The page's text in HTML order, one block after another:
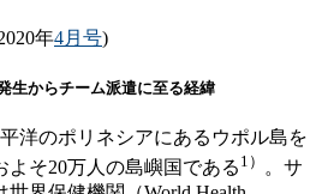
年4月号)
生からチーム派遣に至る経緯
洋のポリネシアにあるウポル島を
そ20万人の島嶼国である 1）
。サ